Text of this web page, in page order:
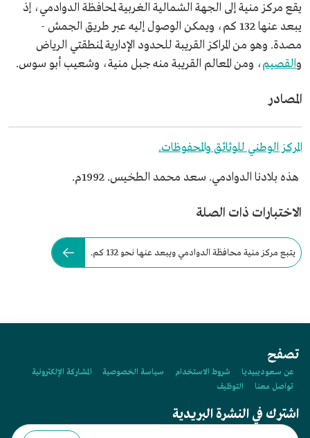
يقع مركز منية إلى الجهة الشمالية الغربية لمحافظة الدوادمي، إذ
يبعد عنها 132 كم، ويمكن الوصول إليه عبر طريق الجمش -
مصدة. وهو من المراكز القريبة للحدود الإدارية لمنطقتي الرياض
والقصيم، ومن المعالم القريبة منه جبل منية، وشعيب أبو سوس.
المصادر
المركز الوطني للوثائق والمحفوظات.
هذه بلادنا الدوادمي. سعد محمد الطخيس. 1992م.
الاختبارات ذات الصلة
يتبع مركز منية محافظة الدوادمي ويبعد عنها نحو 132 كم.
تصفح
عن سعوديبيديا شروط الاستخدام سياسة الخصوصية
المشاركة الإلكترونية
تواصل معنا
التوظيف
اشترك في النشرة البريدية